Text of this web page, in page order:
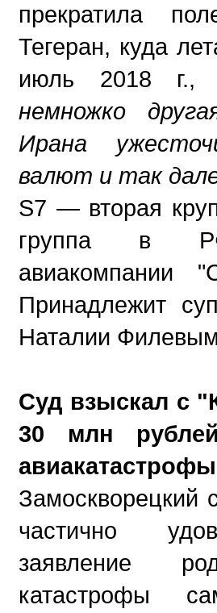
прекратила
Тегеран, куда
июль 2018 г.,
немножко
Ирана
валют и так
S7 — вторая
группа в
авиакомпании
Принадлежит
Наталии
Суд взыскал с
30 млн
Замоскворецкий
частично
заявление
катастрофы